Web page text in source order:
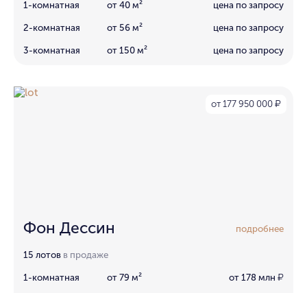
1-комнатная от 40 м² цена по запросу
2-комнатная от 56 м² цена по запросу
3-комнатная от 150 м² цена по запросу
от 177 950 000 ₽
Фон Дессин подробнее
15 лотов в продаже
1-комнатная от 79 м² от 178 млн ₽